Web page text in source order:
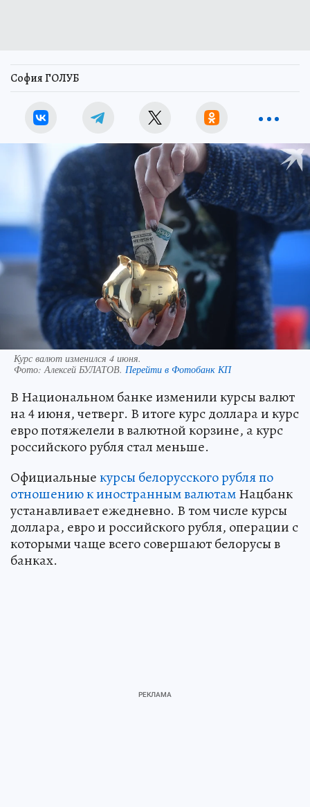
София ГОЛУБ
Курс валют изменился 4 июня.
Фото:Алексей БУЛАТОВ. Перейти в Фотобанк КП
В Национальном банке изменили курсы валют
на 4 июня, четверг. В итоге курс доллара и курс
евро потяжелели в валютной корзине, а курс
российского рубля стал меньше.
Официальныекурсы белорусского рубля по
отношению к иностранным валютамНацбанк
устанавливает ежедневно. В том числе курсы
доллара, евро и российского рубля, операции с
которыми чаще всего совершают белорусы в
банках.